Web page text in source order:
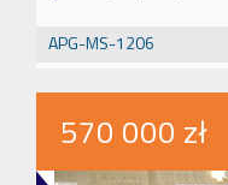
APG-MS-1206
570 000 zł